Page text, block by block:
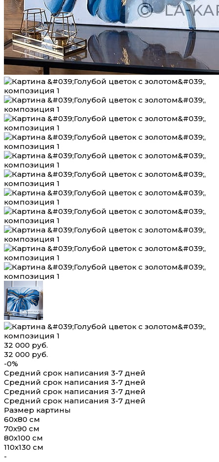
32 000 руб.
32 000 руб.
-0%
Средний срок написания 3-7 дней
Средний срок написания 3-7 дней
Средний срок написания 3-7 дней
Средний срок написания 3-7 дней
Размер картины
60х80 см
70х90 см
80х100 см
110х130 см
-